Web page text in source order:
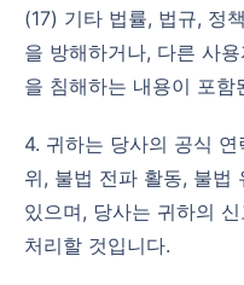
(17) 기타 법률, 법규, 정책을 위반하거나, 정상적인 운영
을 방해하거나, 다른 사
을 침해하는 내용이 포함
4. 귀하는 당사의 공식 연락처를 통해 각종 법규 위반 행
위, 불법 전파 활동, 불법
있으며, 당사는 귀하의
처리할 것입니다.